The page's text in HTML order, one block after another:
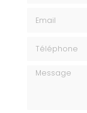
Message